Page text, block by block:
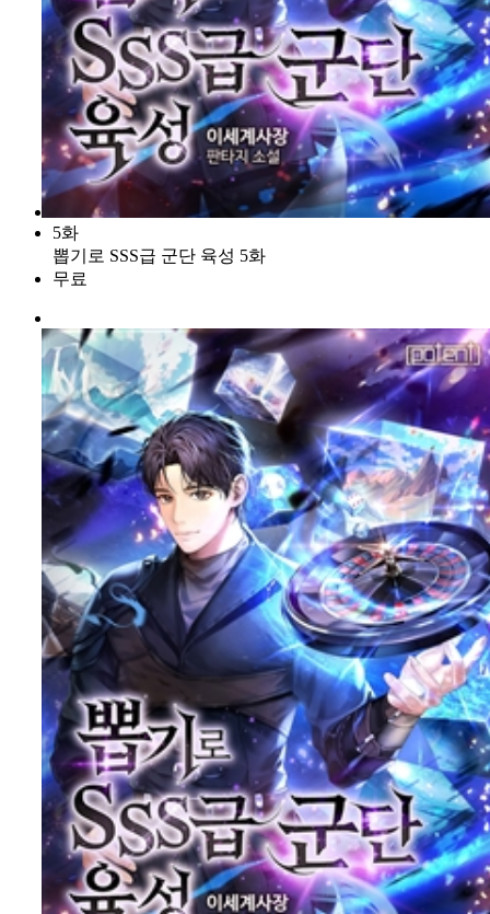
5화
뽑기로 SSS급 군단 육성 5화
무료